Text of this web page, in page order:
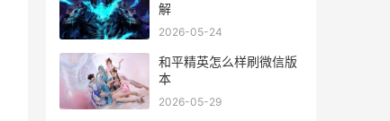
解
2026-05-24
和平精英怎么样刷微信版
本
2026-05-29